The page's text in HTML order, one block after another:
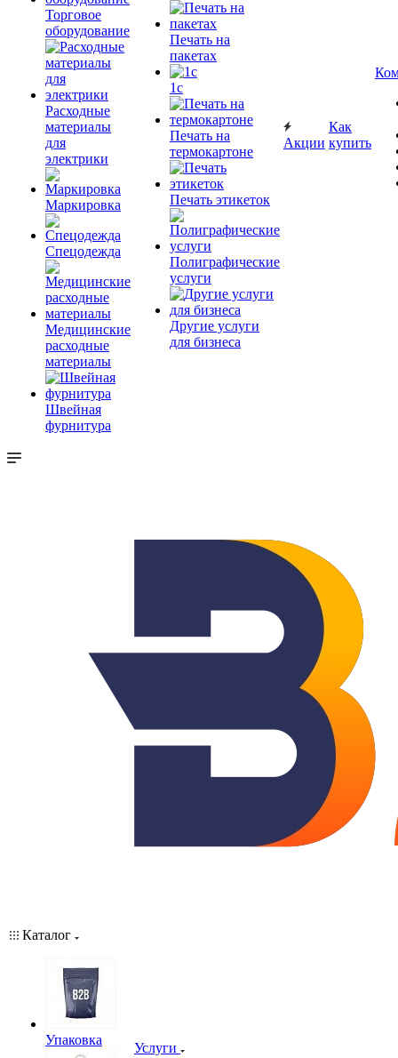
Торговое
оборудование
Расходные
материалы
для
электрики
Маркировка
Спецодежда
Медицинские
расходные
материалы
Швейная
фурнитура
Печать на
пакетах
1c
Печать на
термокартоне
Печать этикеток
Полиграфические
услуги
Другие услуги
для бизнеса
Акции
Как
купить
Каталог
Упаковка
Услуги